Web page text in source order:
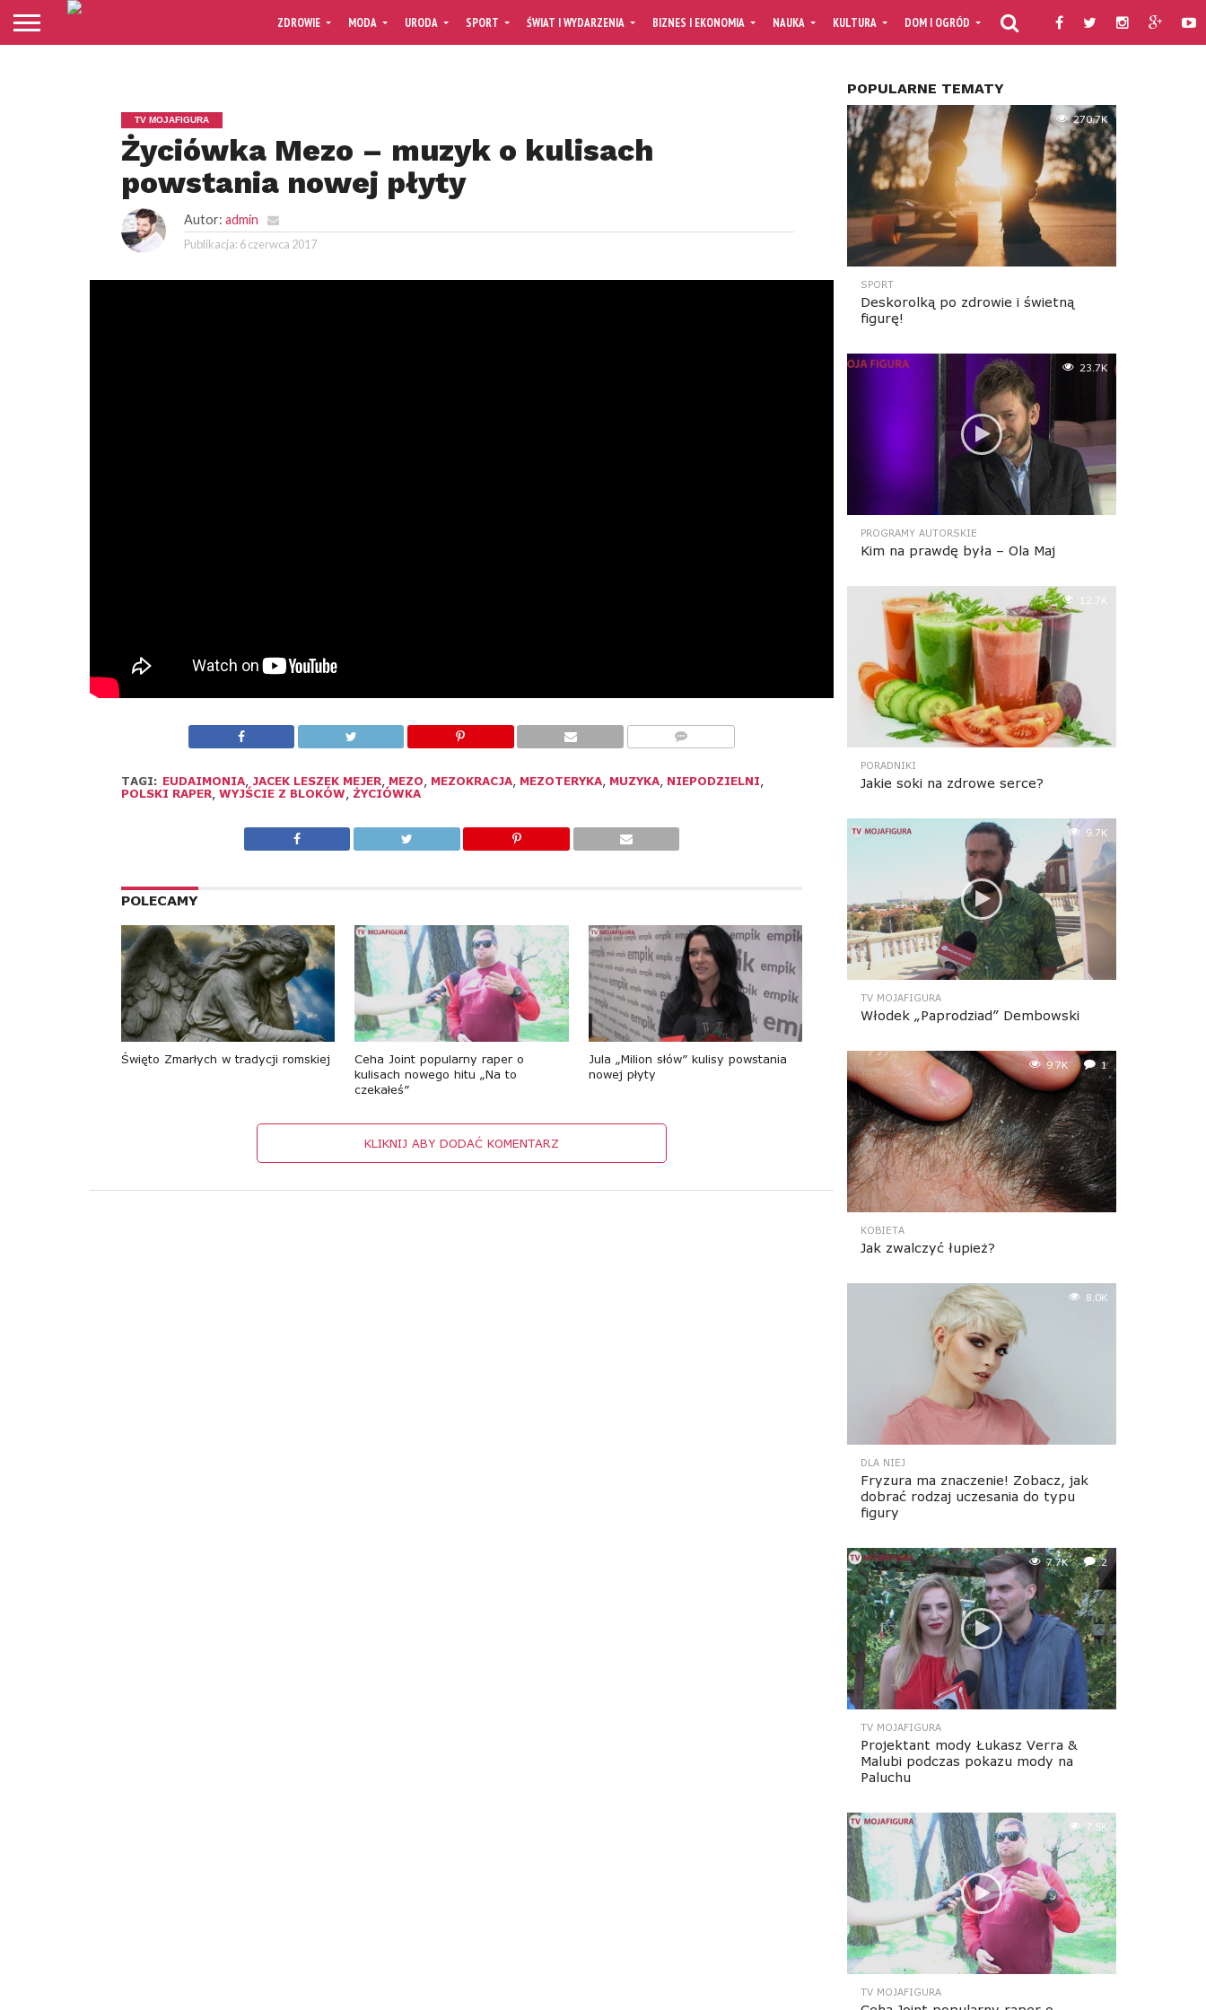
ZDROWIE MODA URODA SPORT ŚWIAT I WYDARZENIA BIZNES I EKONOMIA NAUKA KULTURA DOM I OGRÓD KULINARIA PORADNIKI TV
TV MOJAFIGURA
Życiówka Mezo – muzyk o kulisach
powstania nowej płyty
Autor: admin
Publikacja: 6 czerwca 2017
TAGI: EUDAIMONIA, JACEK LESZEK MEJER, MEZO, MEZOKRACJA, MEZOTERYKA, MUZYKA, NIEPODZIELNI,
POLSKI RAPER, WYJŚCIE Z BLOKÓW, ŻYCIÓWKA
POLECAMY
Święto Zmarłych w tradycji romskiej
Ceha Joint popularny raper o
kulisach nowego hitu „Na to
czekałeś”
Jula „Milion słów” kulisy powstania
nowej płyty
KLIKNIJ ABY DODAĆ KOMENTARZ
POPULARNE TEMATY
270.7K
SPORT
Deskorolką po zdrowie i świetną
figurę!
23.7K
PROGRAMY AUTORSKIE
Kim na prawdę była – Ola Maj
12.7K
PORADNIKI
Jakie soki na zdrowe serce?
9.7K
TV MOJAFIGURA
Włodek „Paprodziad” Dembowski
9.7K 1
KOBIETA
Jak zwalczyć łupież?
8.0K
DLA NIEJ
Fryzura ma znaczenie! Zobacz, jak
dobrać rodzaj uczesania do typu
figury
7.7K 2
TV MOJAFIGURA
Projektant mody Łukasz Verra &
Malubi podczas pokazu mody na
Paluchu
7.5K
TV MOJAFIGURA